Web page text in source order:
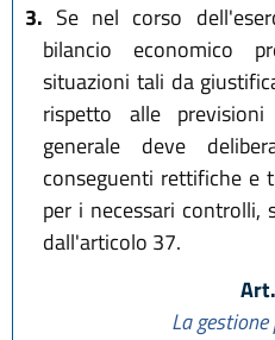
3. Se nel corso
bilancio economico
situazioni tali da
rispetto alle
generale deve
conseguenti rettifiche e
per i necessari controlli,
dall'articolo 37.
La